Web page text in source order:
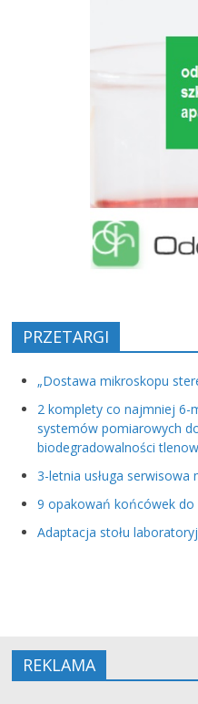
PRZETARGI
„Dostawa mikroskopu
2 komplety co najmniej 6-
systemów pomiarowych
biodegradowalności
3-letnia usługa
9 opakowań końcówek do
Adaptacja stołu
REKLAMA